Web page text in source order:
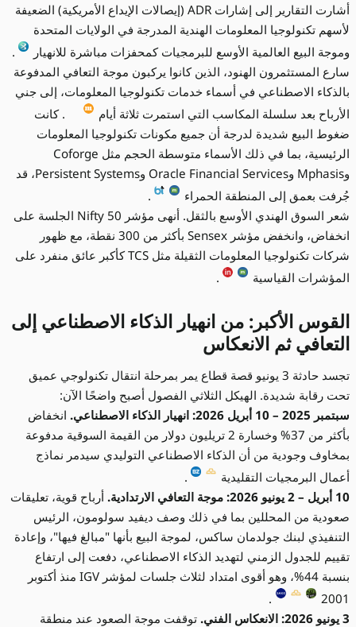
أشارت التقارير إلى إشارات ADR (إيصالات الإيداع الأمريكية) الضعيفة
لأسهم تكنولوجيا المعلومات الهندية المدرجة في الولايات المتحدة
وموجة البيع العالمية الأوسع للبرمجيات كمحفزات مباشرة للانهيار
.
سارع المستثمرون الهنود، الذين كانوا يركبون موجة التعافي المدفوعة
بالذكاء الاصطناعي في أسماء خدمات تكنولوجيا المعلومات، إلى جني
الأرباح بعد سلسلة المكاسب التي استمرت ثلاثة أيام
. كانت
ضغوط البيع شديدة لدرجة أن جميع مكونات تكنولوجيا المعلومات
الرئيسية، بما في ذلك الأسماء متوسطة الحجم مثل Coforge
وMphasis وOracle Financial Services وPersistent Systems، قد
جُرفت بعمق إلى المنطقة الحمراء
.
شعر السوق الهندي الأوسع بالثقل. أنهى مؤشر Nifty 50 الجلسة على
انخفاض، وانخفض مؤشر Sensex بأكثر من 300 نقطة، مع ظهور
شركات تكنولوجيا المعلومات الثقيلة مثل TCS كأكبر عائق منفرد على
المؤشرات القياسية
.
القوس الأكبر: من انهيار الذكاء الاصطناعي إلى
التعافي ثم الانعكاس
تجسد حادثة 3 يونيو قصة قطاع يمر بمرحلة انتقال تكنولوجي عميق
تحت رقابة شديدة. الهيكل الثلاثي الفصول أصبح واضحًا الآن:
سبتمبر 2025 – 10 أبريل 2026: انهيار الذكاء الاصطناعي.
انخفاض
بأكثر من 37% وخسارة 2 تريليون دولار من القيمة السوقية مدفوعة
بمخاوف وجودية من أن الذكاء الاصطناعي التوليدي سيدمر نماذج
أعمال البرمجيات التقليدية
.
10 أبريل – 2 يونيو 2026: موجة التعافي الارتدادية.
أرباح قوية، تعليقات
صعودية من المحللين بما في ذلك وصف ديفيد سولومون، الرئيس
التنفيذي لبنك جولدمان ساكس، لموجة البيع بأنها "مبالغ فيها"، وإعادة
تقييم للجدول الزمني لتهديد الذكاء الاصطناعي، دفعت إلى ارتفاع
بنسبة 44%، وهو أقوى امتداد لثلاث جلسات لمؤشر IGV منذ أكتوبر
2001
.
3 يونيو 2026: الانعكاس الفني.
توقفت موجة الصعود عند منطقة